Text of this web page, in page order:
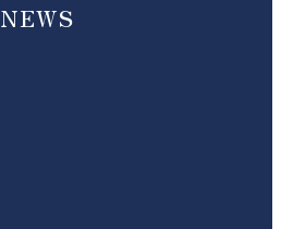
NEWS